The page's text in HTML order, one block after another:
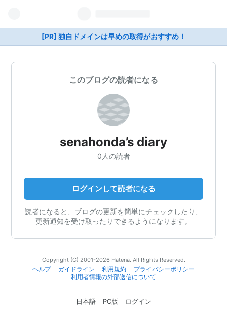
[PR] 独自ドメインは早めの取得がおすすめ！
このブログの読者になる
senahonda’s diary
0人の読者
ログインして読者になる
読者になると、ブログの更新を簡単にチェックしたり、
更新通知を受け取ったりできるようになります。
Copyright (C) 2001-2026 Hatena. All Rights Reserved.
ヘルプ
ガイドライン 利用規約
プライバシーポリシー
利用者情報の外部送信について
日本語 PC版 ログイン